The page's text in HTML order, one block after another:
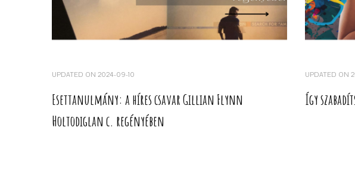
UPDATED ON 2024-09-10
Esettanulmány: a híres csavar Gillian Flynn
Holtodiglan c. regényében
UPDATED ON
Így